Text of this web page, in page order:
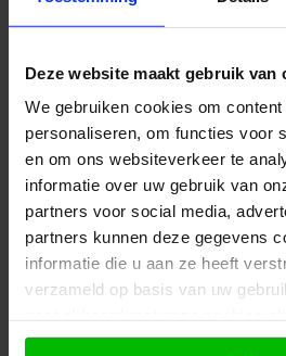
Deze website maakt gebruik van
We gebruiken cookies om
personaliseren, om functies voor
en om ons websiteverkeer te
informatie over uw gebruik van
partners voor social media,
partners kunnen deze gegevens
informatie die u aan ze heeft
verzameld op basis van uw
gebruiken.
opgenomen dat de regeling
opbouw van het pensioen na
de arbeidsovereenkomst
arbeidsongeschiktheid te
compensatie voor de
Volgens een arrest van de
gelijkwaardigheid niet vereist
opgenomen voorziening is
de periode van werkloosheid.